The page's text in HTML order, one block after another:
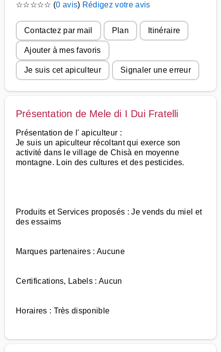
☆☆☆☆☆ (0 avis) Rédigez votre avis
Contactez par mail Plan Itinéraire
Ajouter à mes favoris
Je suis cet apiculteur Signaler une erreur
Présentation de Mele di I Dui Fratelli
Présentation de l' apiculteur :
Je suis un apiculteur récoltant qui exerce son
activité dans le village de Chisà en moyenne
montagne. Loin des cultures et des pesticides.
Produits et Services proposés : Je vends du miel et
des essaims
Marques partenaires : Aucune
Certifications, Labels : Aucun
Horaires : Très disponible